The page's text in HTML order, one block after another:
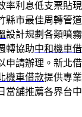
率利息低支票貼
縣市最佳周轉管
設計規劃各類噴
轉協助中和機車
申請辦理。新北
機車借款提供專
當舖推薦各界台中